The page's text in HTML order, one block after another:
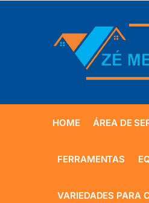
HOME ÁREA DE
FERRAMENTAS
VARIEDADES PARA